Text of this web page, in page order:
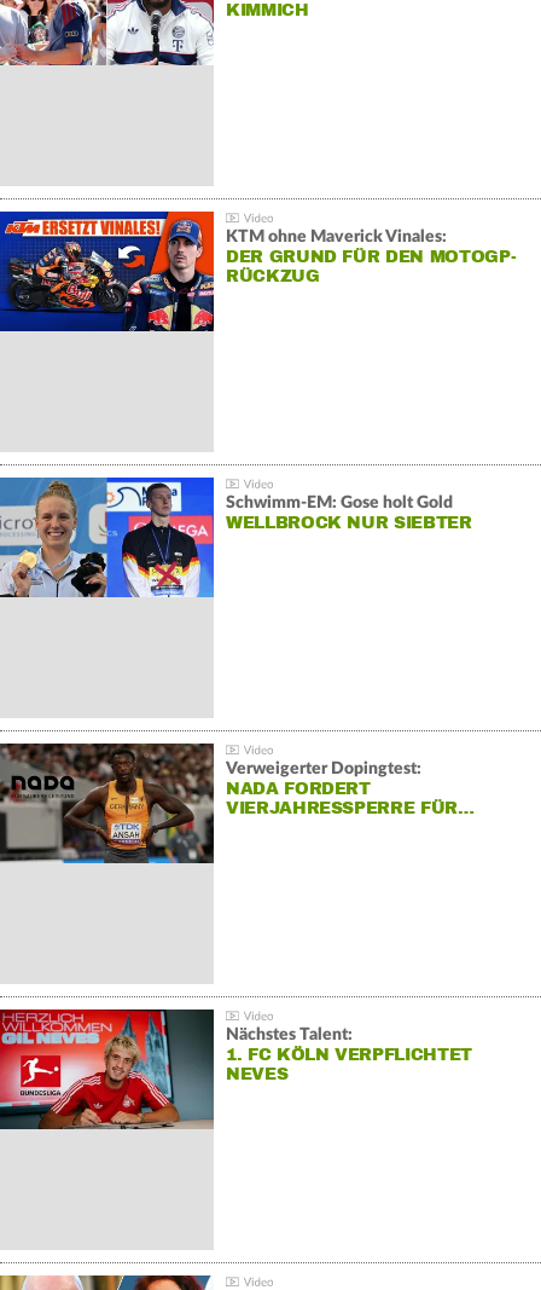
KIMMICH
KTM ohne Maverick Vinales:
DER GRUND FÜR DEN MOTOGP-
RÜCKZUG
Schwimm-EM: Gose holt Gold
WELLBROCK NUR SIEBTER
Verweigerter Dopingtest:
NADA FORDERT
VIERJAHRESSPERRE FÜR…
Nächstes Talent:
1. FC KÖLN VERPFLICHTET
NEVES